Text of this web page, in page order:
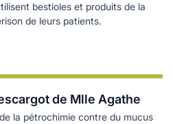
bestioles et produits de la
de leurs patients.
de Mlle Agathe
la pétrochimie contre du mucus